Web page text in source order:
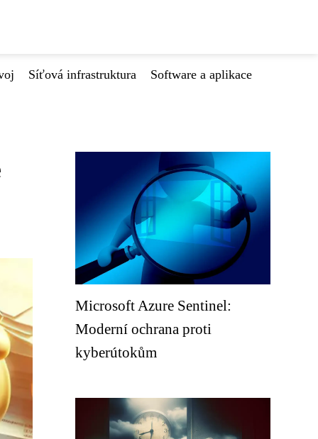
Síťová infrastruktura Software a aplikace
Microsoft Azure Sentinel:
Moderní ochrana proti
kyberútokům